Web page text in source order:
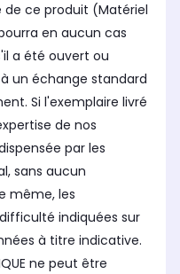
ce produit (Matériel
en aucun cas
a été ouvert ou
un échange standard
Si l'exemplaire livré
de nos
par les
sans aucun
même, les
indiquées sur
à titre indicative.
ne peut être